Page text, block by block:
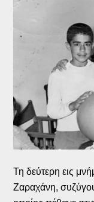
Τη δεύτερη εις
Ζαραχάνη,